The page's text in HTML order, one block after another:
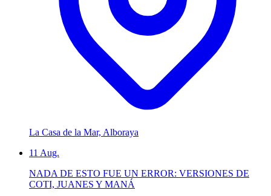
La Casa de la Mar, Alboraya
11 Aug.
NADA DE ESTO FUE UN ERROR: VERSIONES DE
COTI, JUANES Y MANÁ